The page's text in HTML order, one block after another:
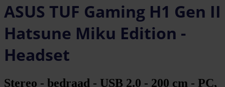
ASUS TUF Gaming H1 Gen II
Hatsune Miku Edition -
Headset
Stereo - bedraad - USB 2.0 - 200 cm - PC,